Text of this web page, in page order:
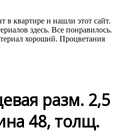
в квартире и нашли этот сайт.
здесь. Все понравилось.
хороший. Процветания
разм. 2,5
48, толщ.